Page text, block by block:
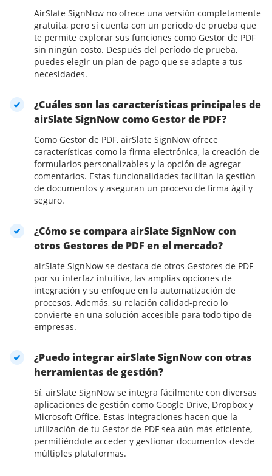
AirSlate SignNow no ofrece una versión completamente
gratuita, pero sí cuenta con un período de prueba que
te permite explorar sus funciones como Gestor de PDF
sin ningún costo. Después del período de prueba,
puedes elegir un plan de pago que se adapte a tus
necesidades.
¿Cuáles son las características principales de
airSlate SignNow como Gestor de PDF?
Como Gestor de PDF, airSlate SignNow ofrece
características como la firma electrónica, la creación de
formularios personalizables y la opción de agregar
comentarios. Estas funcionalidades facilitan la gestión
de documentos y aseguran un proceso de firma ágil y
seguro.
¿Cómo se compara airSlate SignNow con
otros Gestores de PDF en el mercado?
airSlate SignNow se destaca de otros Gestores de PDF
por su interfaz intuitiva, las amplias opciones de
integración y su enfoque en la automatización de
procesos. Además, su relación calidad-precio lo
convierte en una solución accesible para todo tipo de
empresas.
¿Puedo integrar airSlate SignNow con otras
herramientas de gestión?
Sí, airSlate SignNow se integra fácilmente con diversas
aplicaciones de gestión como Google Drive, Dropbox y
Microsoft Office. Estas integraciones hacen que la
utilización de tu Gestor de PDF sea aún más eficiente,
permitiéndote acceder y gestionar documentos desde
múltiples plataformas.